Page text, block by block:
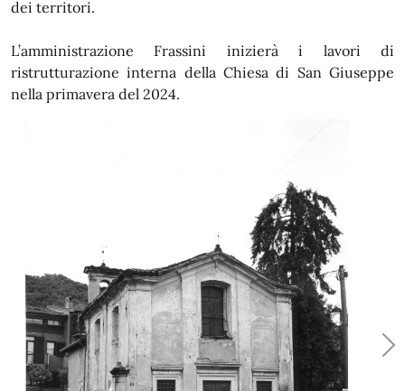
dei territori.
L’amministrazione Frassini inizierà i lavori di
ristrutturazione interna della Chiesa di San Giuseppe
nella primavera del 2024.